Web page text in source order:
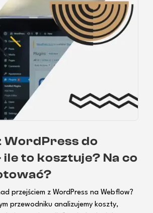
WordPress do
to kosztuje? Na co
przejściem z WordPress na Webflow?
przewodniku analizujemy koszty,